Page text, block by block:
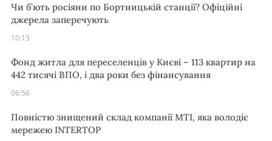
Чи б’ють росіяни по Бортницькій станції? Офіційні
джерела заперечують
10:13
Фонд житла для переселенців у Києві – 113 квартир на
442 тисячі ВПО, і два роки без фінансування
06:56
Повністю знищений склад компанії MTI, яка володіє
мережею INTERTOP